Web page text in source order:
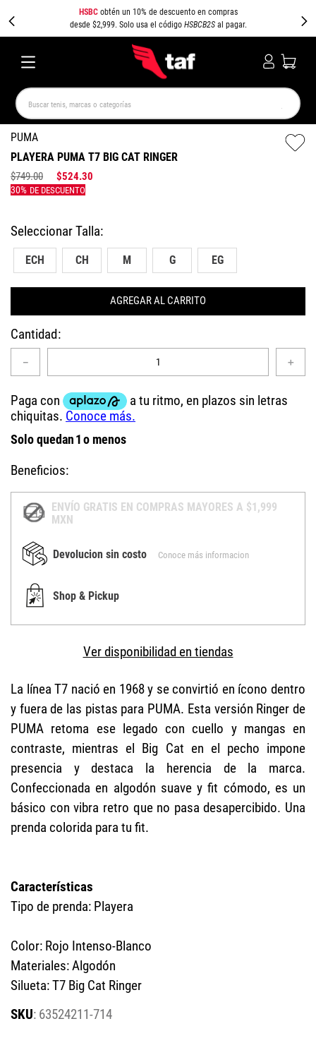
HSBCobtén un 10% de descuento en compras
desde $2,999. Solo usa el código HSBCB2Sal pagar.
Buscar tenis, marcas o categorías
PUMA
PLAYERA PUMA T7 BIG CAT RINGER
$749.00 $524.30
ECH CH M G EG
AGREGAR AL CARRITO
Cantidad
＋
－
Solo quedan 1 o menos
Beneficios:
ENVÍO GRATIS EN COMPRAS MAYORES A $1,999
MXN
Devolucion sin costo Conoce más informacion
Shop & Pickup
Ver disponibilidad en tiendas
La línea T7 nació en 1968 y se convirtió en ícono dentro
y fuera de las pistas para PUMA. Esta versión Ringer de
PUMA retoma ese legado con cuello y mangas en
contraste, mientras el Big Cat en el pecho impone
presencia y destaca la herencia de la marca.
Confeccionada en algodón suave y fit cómodo, es un
básico con vibra retro que no pasa desapercibido. Una
prenda colorida para tu fit.
Características
Tipo de prenda: Playera
Color: Rojo Intenso-Blanco
Materiales: Algodón
Silueta: T7 Big Cat Ringer
: 63524211-714
TÉRMINOS MÁS BUSCADOS
NEW BALANCE SAMBA AIR FORCE 1
SPEEDCAT JORDAN 1